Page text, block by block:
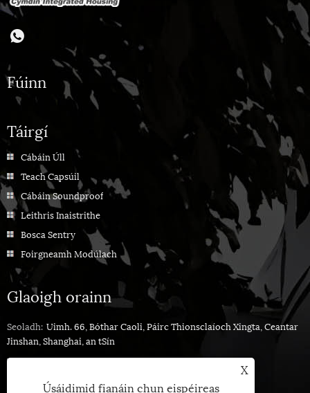
Fúinn
Táirgí
Cábáin Úll
Teach Capsúil
Cábáin Soundproof
Leithris Inaistrithe
Bosca Sentry
Foirgneamh Modúlach
Glaoigh orainn
Seoladh: Uimh. 66, Bóthar Caoli, Páirc Thionsclaíoch Xingta, Ceantar
Jinshan, Shanghai, an tSín
Teil: +86-021-33558839
+86-13661698568
X
Úsáidimid fianáin chun eispéireas